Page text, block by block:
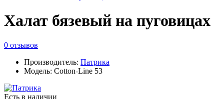
Халат бязевый на пуговицах
0 отзывов
Производитель: Патрика
Модель: Cotton-Line 53
Есть в наличии